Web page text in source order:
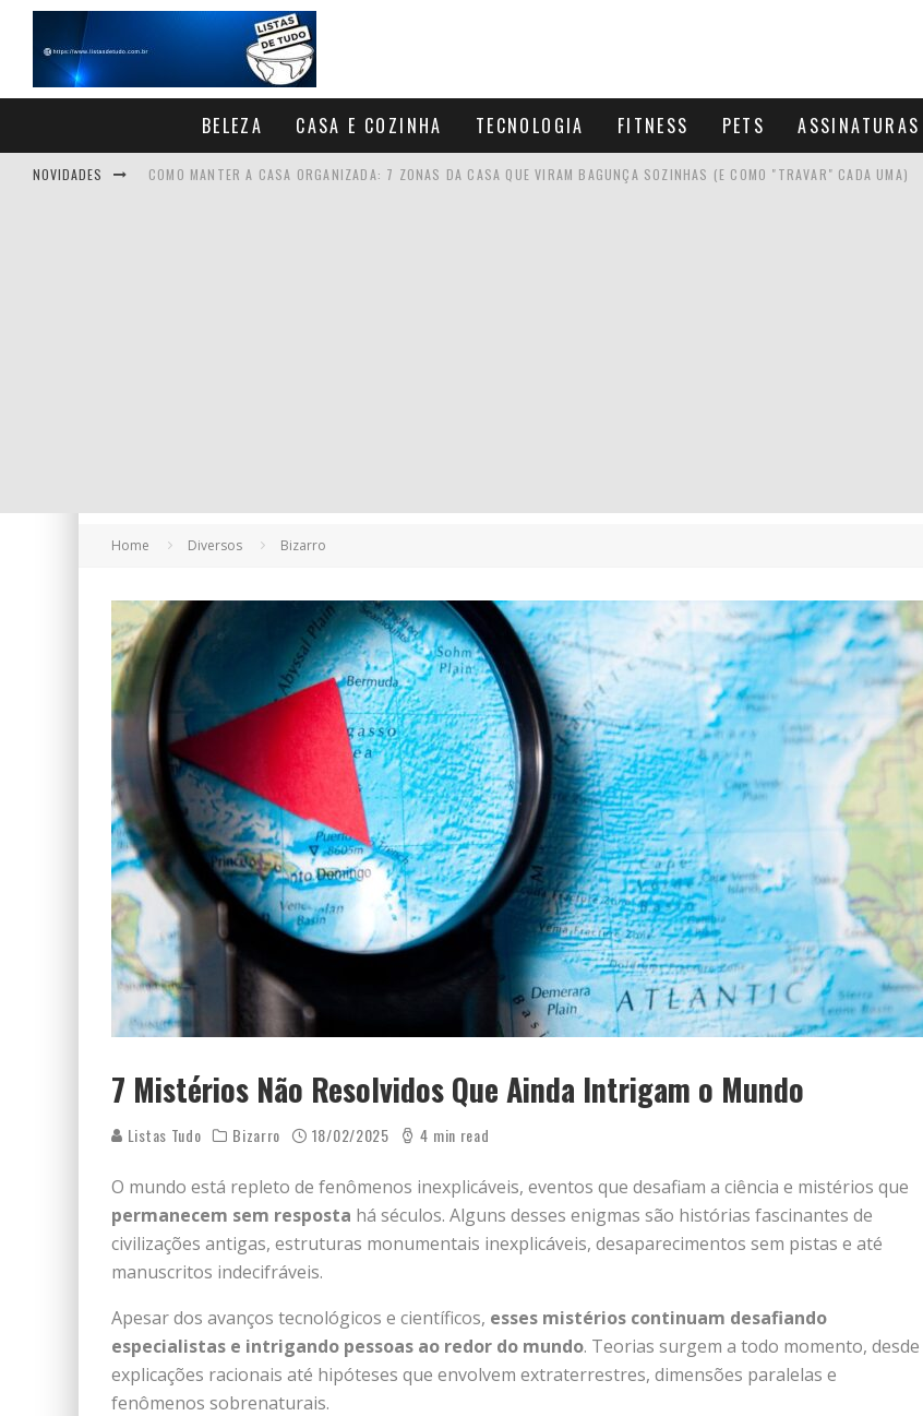
BELEZA CASA E COZINHA TECNOLOGIA FITNESS PETS ASSINATURAS
NOVIDADES COMO MANTER A CASA ORGANIZADA: 7 ZONAS DA CASA QUE VIRAM BAGUNÇA SOZINHAS (E COMO "TRAVAR" CADA UMA)
Home Diversos Bizarro
7 Mistérios Não Resolvidos Que Ainda Intrigam o Mundo
Listas Tudo Bizarro 18/02/2025 4 min read
O mundo está repleto de fenômenos inexplicáveis, eventos que desafiam a ciência e mistérios que
permanecem sem resposta há séculos. Alguns desses enigmas são histórias fascinantes de
civilizações antigas, estruturas monumentais inexplicáveis, desaparecimentos sem pistas e até
manuscritos indecifráveis.
Apesar dos avanços tecnológicos e científicos, esses mistérios continuam desafiando
especialistas e intrigando pessoas ao redor do mundo. Teorias surgem a todo momento, desde
explicações racionais até hipóteses que envolvem extraterrestres, dimensões paralelas e
fenômenos sobrenaturais.